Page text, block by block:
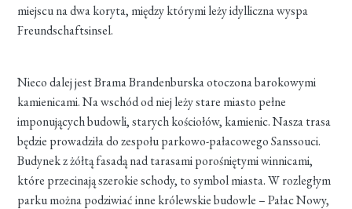
miejscu na dwa koryta, między którymi leży idylliczna wyspa
Freundschaftsinsel.
Nieco dalej jest Brama Brandenburska otoczona barokowymi
kamienicami. Na wschód od niej leży stare miasto pełne
imponujących budowli, starych kościołów, kamienic. Nasza trasa
będzie prowadziła do zespołu parkowo-pałacowego Sanssouci.
Budynek z żółtą fasadą nad tarasami porośniętymi winnicami,
które przecinają szerokie schody, to symbol miasta. W rozległym
parku można podziwiać inne królewskie budowle – Pałac Nowy,